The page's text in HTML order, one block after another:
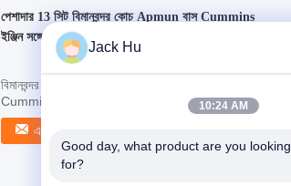
পেশাদার 13 সিট বিমানবন্দর কোচ Apmun বাস Cummins
ইঞ্জিন সঙ্গে
বিমানবন্দর কোচ ওয়ার্ল্ড শীর্ষ 2 নির্মাতা নির্ভরযোগ্য গুণ
Cummins ইঞ্জিন দ্রুত বিস্তারিত: 1. অসাধারণ ...
এখন যোগাযোগ
Jack Hu
10:24 AM
Good day, what product are you looking
for?